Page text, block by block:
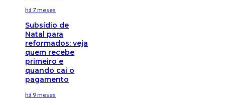
há 7 meses
Subsídio de
Natal para
reformados: veja
quem recebe
primeiro e
quando cai o
pagamento
há 9 meses